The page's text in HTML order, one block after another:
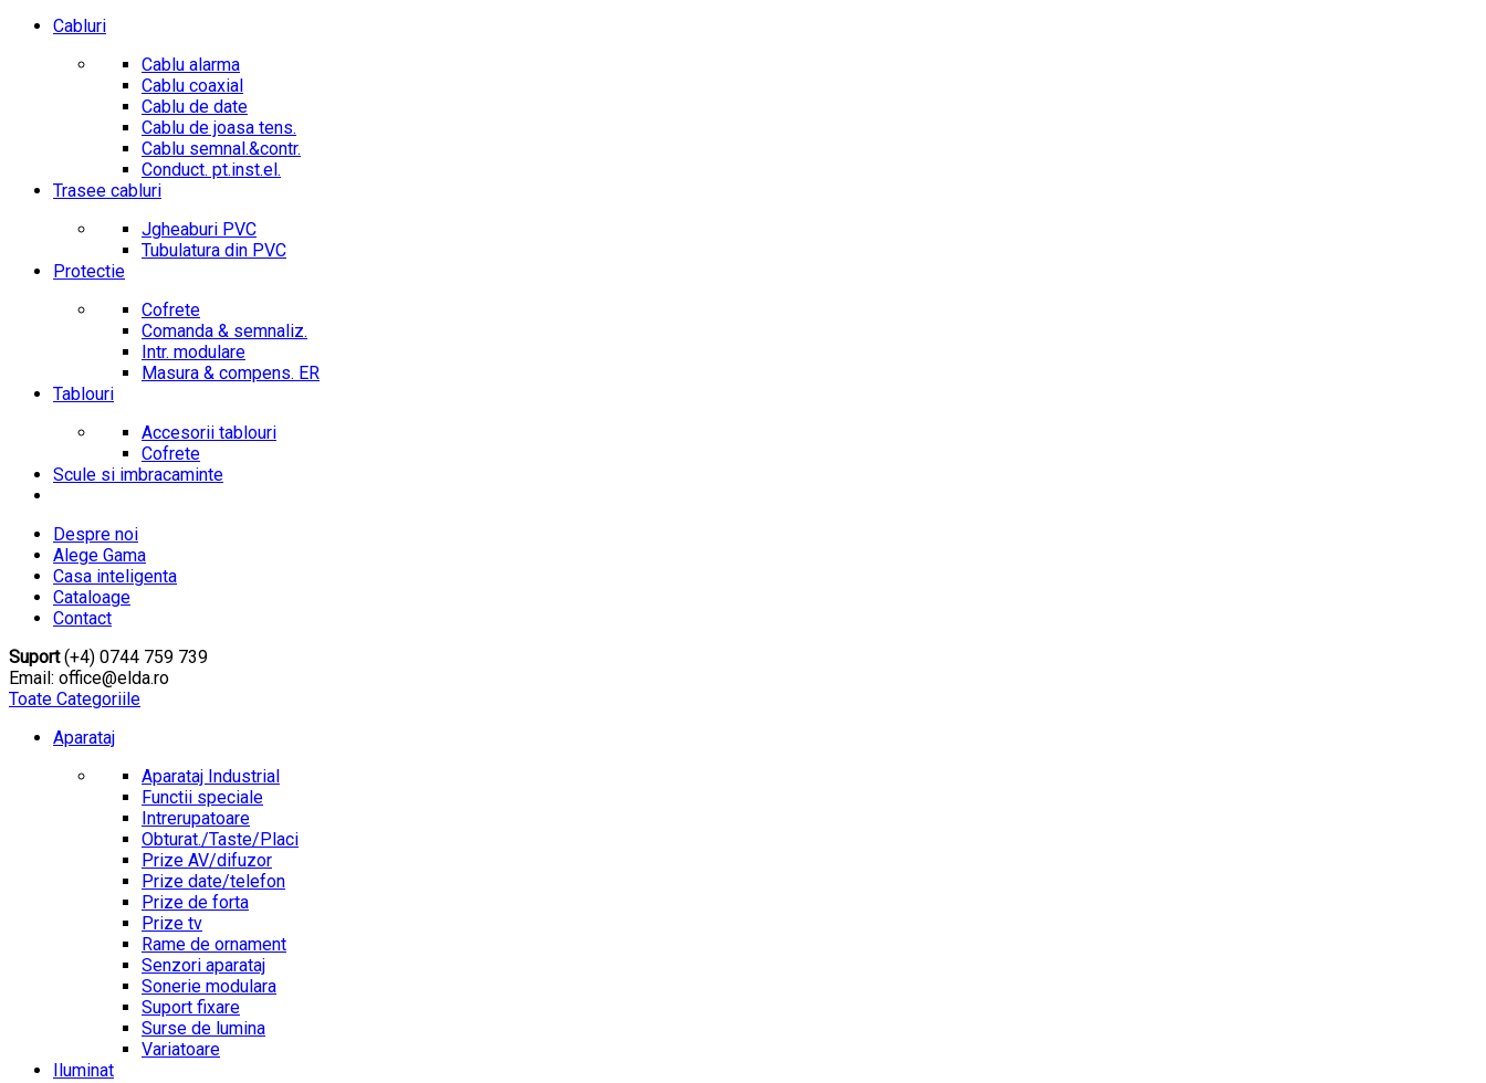
Cabluri
Cablu alarma
Cablu coaxial
Cablu de date
Cablu de joasa tens.
Cablu semnal.&contr.
Conduct. pt.inst.el.
Trasee cabluri
Jgheaburi PVC
Tubulatura din PVC
Protectie
Cofrete
Comanda & semnaliz.
Intr. modulare
Masura & compens. ER
Tablouri
Accesorii tablouri
Cofrete
Scule si imbracaminte
Despre noi
Alege Gama
Casa inteligenta
Cataloage
Contact
Suport(+4) 0744 759 739
Email: office@elda.ro
Toate Categoriile
Aparataj
Aparataj Industrial
Functii speciale
Intrerupatoare
Obturat./Taste/Placi
Prize AV/difuzor
Prize date/telefon
Prize de forta
Prize tv
Rame de ornament
Senzori aparataj
Sonerie modulara
Suport fixare
Surse de lumina
Variatoare
Iluminat